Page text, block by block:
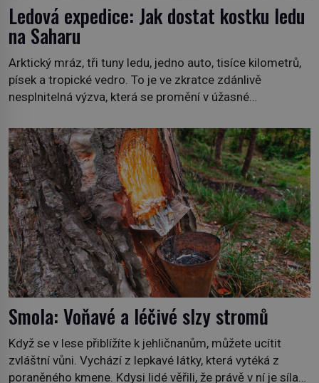
Ledová expedice: Jak dostat kostku ledu
na Saharu
Arktický mráz, tři tuny ledu, jedno auto, tisíce kilometrů,
písek a tropické vedro. To je ve zkratce zdánlivě
nesplnitelná výzva, která se promění v úžasné
na podzim 1958 jako hec. Rádio Luxembourg přichází s
neobvyklou výzvou. Tomu, kdo dokáže dopravit ze
severního polárního kruhu na […]
Smola: Voňavé a léčivé slzy stromů
Když se v lese přiblížíte k jehličnanům, můžete ucítit
zvláštní vůni. Vychází z lepkavé látky, která vytéká z
poraněného kmene. Kdysi lidé věřili, že právě v ní je síla